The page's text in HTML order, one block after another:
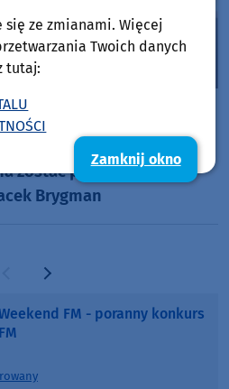
jednostek samorządu
zostać poprawiona -
Brygman
Poprzednia strona
Następna strona
FM - poranny konkurs
się ze zmianami. Więcej
Twoich danych
tutaj:
Zamknij okno